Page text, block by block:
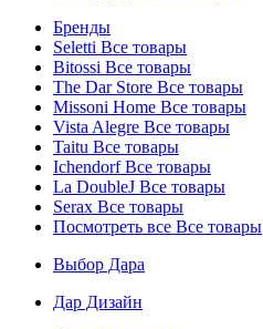
Бренды
Seletti Все товары
Bitossi Все товары
The Dar Store Все товары
Missoni Home Все товары
Vista Alegre Все товары
Taitu Все товары
IchendorfВсе товары
La DoubleJ Все товары
Serax Все товары
Посмотреть все Все товары
Выбор Дара
Дар Дизайн